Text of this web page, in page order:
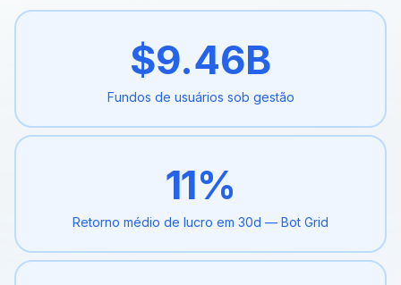
$9.46B
Fundos de usuários sob gestão
11%
Retorno médio de lucro em 30d — Bot Grid